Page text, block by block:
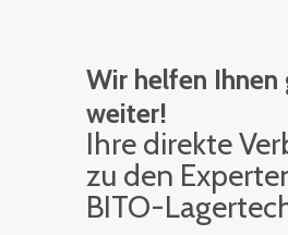
Wir helfen Ihnen
weiter!
Ihre di­rek­te
zu den
BITO-